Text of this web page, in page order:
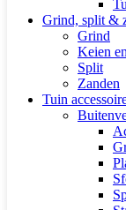
Grind, split &
Grind
Keien
Split
Zanden
Tuin